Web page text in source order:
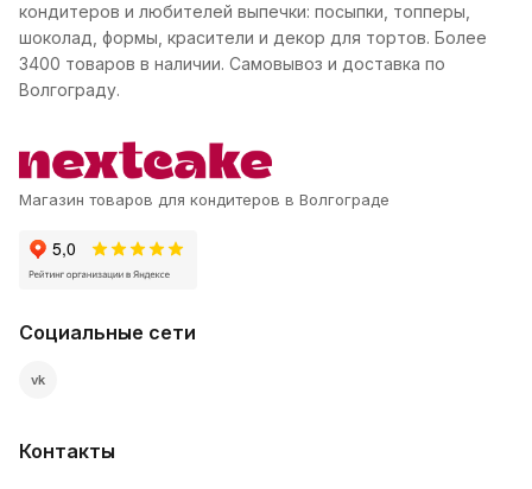
кондитеров и любителей выпечки: посыпки, топперы,
шоколад, формы, красители и декор для тортов. Более
3400 товаров в наличии. Самовывоз и доставка по
Волгограду.
Магазин товаров для кондитеров в Волгограде
Социальные сети
vk
Контакты